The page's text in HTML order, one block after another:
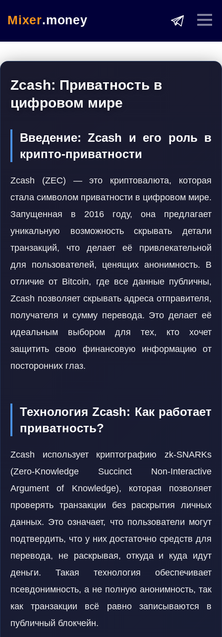
Mixer.money
Zcash: Приватность в
цифровом мире
Введение: Zcash и его роль в
крипто-приватности
Zcash (ZEC) — это криптовалюта, которая
стала символом приватности в цифровом мире.
Запущенная в 2016 году, она предлагает
уникальную возможность скрывать детали
транзакций, что делает её привлекательной
для пользователей, ценящих анонимность. В
отличие от Bitcoin, где все данные публичны,
Zcash позволяет скрывать адреса отправителя,
получателя и сумму перевода. Это делает её
идеальным выбором для тех, кто хочет
защитить свою финансовую информацию от
посторонних глаз.
Технология Zcash: Как работает
приватность?
Zcash использует криптографию zk-SNARKs
(Zero-Knowledge Succinct Non-Interactive
Argument of Knowledge), которая позволяет
проверять транзакции без раскрытия личных
данных. Это означает, что пользователи могут
подтвердить, что у них достаточно средств для
перевода, не раскрывая, откуда и куда идут
деньги. Такая технология обеспечивает
псевдонимность, а не полную анонимность, так
как транзакции всё равно записываются в
публичный блокчейн.